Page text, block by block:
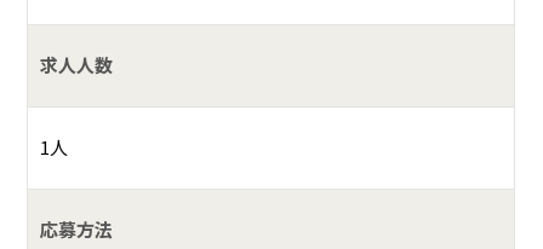
求人人数
1人
応募方法